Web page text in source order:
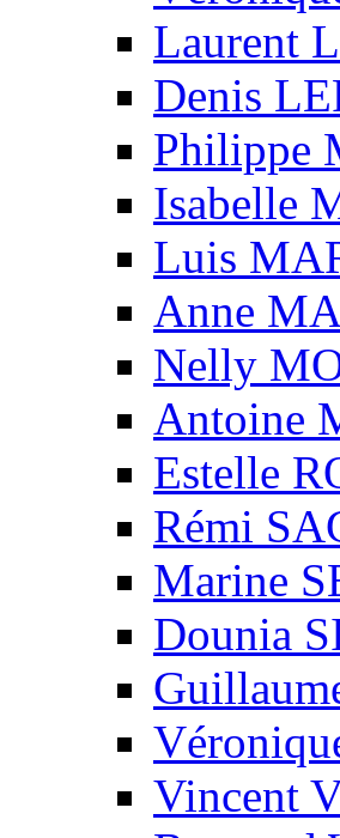
Laurent
Denis
Philippe
Isabelle
Luis
Anne
Nelly
Antoine
Estelle
Rémi
Marine
Dounia
Vincent